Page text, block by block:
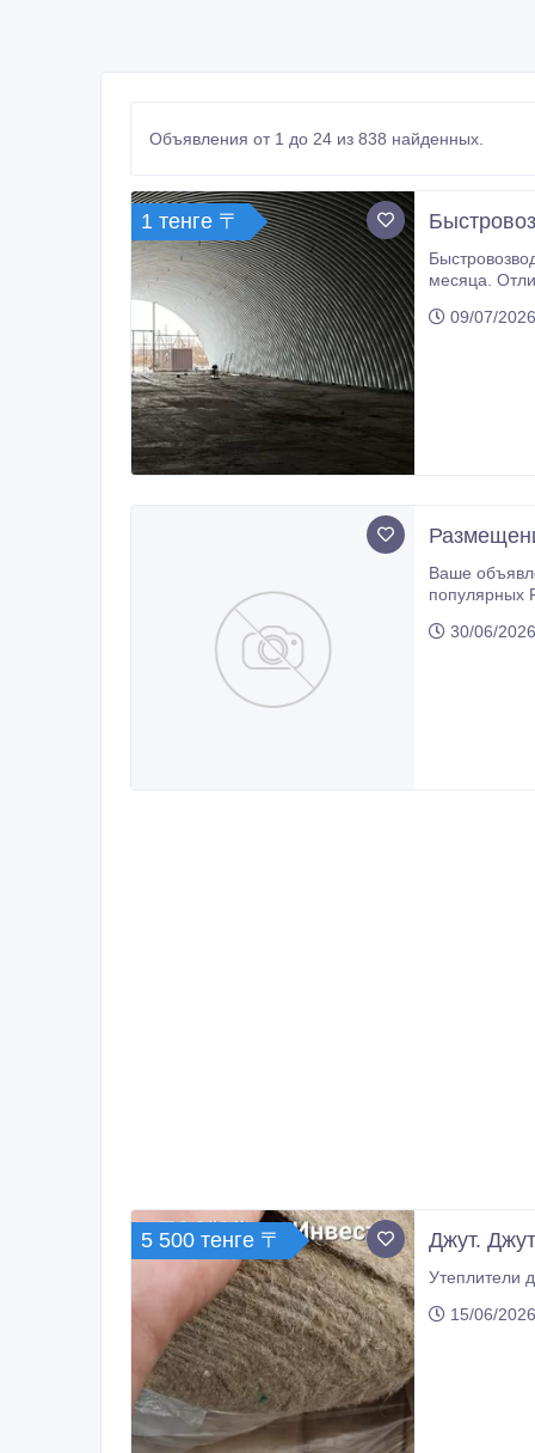
Объявления от 1 до 24 из 838 найденных.
1 тенге 〒
месяца. Отличается низкой
09/07/
Ваше объявление теряется
популярных Facebook-группах
30/06/
5 500 тенге 〒 Джут.
15/06/